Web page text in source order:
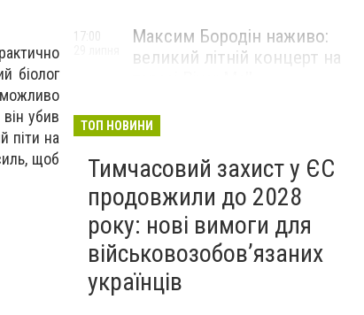
біолог
убив
піти на
щоб
Максим Бородін наживо:
великий літній концерт на
17:00
ТОП НОВИНИ
Тимчасовий захист у ЄС
продовжили до 2028
року: нові вимоги для
військовозобов’язаних
українців